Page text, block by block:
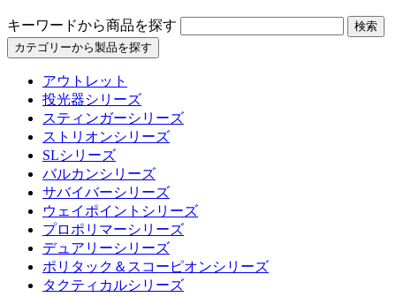
キーワードから商品を探す
検索
カテゴリーから製品を探す
アウトレット
投光器シリーズ
スティンガーシリーズ
ストリオンシリーズ
SLシリーズ
バルカンシリーズ
サバイバーシリーズ
ウェイポイントシリーズ
プロポリマーシリーズ
デュアリーシリーズ
ポリタック＆スコーピオンシリーズ
タクティカルシリーズ